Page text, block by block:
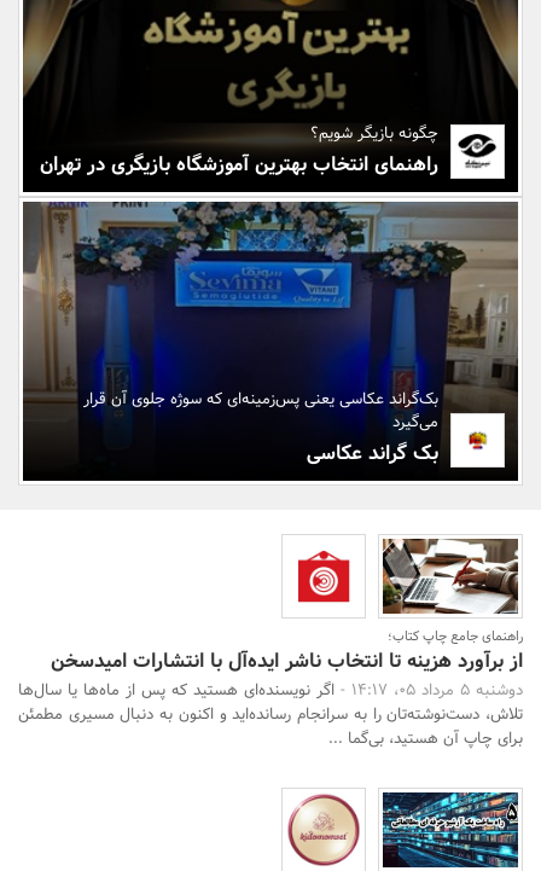
بانک، بیمه و سرمایه
چگونه بازیگر شویم؟
راهنمای انتخاب بهترین آموزشگاه بازیگری در تهران
بک‌گراند عکاسی یعنی پس‌زمینه‌ای که سوژه جلوی آن قرار
می‌گیرد
بک گراند عکاسی
راهنمای جامع چاپ کتاب؛
از برآورد هزینه تا انتخاب ناشر ایده‌آل با انتشارات امیدسخن
دوشنبه 5 مرداد 05، 14:17 -
اگر نویسنده‌ای هستید که پس از ماه‌ها یا سال‌ها
تلاش، دست‌نوشته‌تان را به سرانجام رسانده‌اید و اکنون به دنبال مسیری مطمئن
برای چاپ آن هستید، بی‌گما ...